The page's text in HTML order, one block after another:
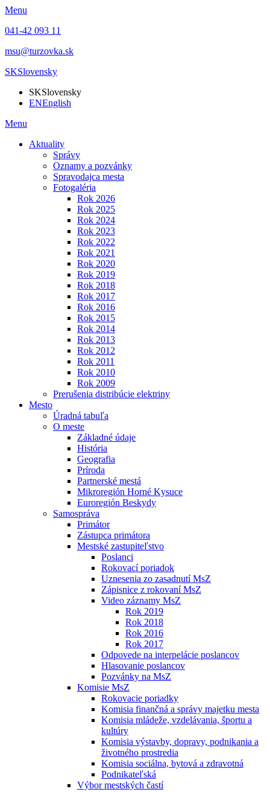
Menu
041-42 093 11
msu@turzovka.sk
SKSlovensky
SKSlovensky
ENEnglish
Menu
Aktuality
Správy
Oznamy a pozvánky
Spravodajca mesta
Fotogaléria
Rok 2026
Rok 2025
Rok 2024
Rok 2023
Rok 2022
Rok 2021
Rok 2020
Rok 2019
Rok 2018
Rok 2017
Rok 2016
Rok 2015
Rok 2014
Rok 2013
Rok 2012
Rok 2011
Rok 2010
Rok 2009
Prerušenia distribúcie elektriny
Mesto
Úradná tabuľa
O meste
Základné údaje
História
Geografia
Príroda
Partnerské mestá
Mikroregión Horné Kysuce
Euroregión Beskydy
Samospráva
Primátor
Zástupca primátora
Mestské zastupiteľstvo
Poslanci
Rokovací poriadok
Uznesenia zo zasadnutí MsZ
Zápisnice z rokovaní MsZ
Video záznamy MsZ
Rok 2019
Rok 2018
Rok 2016
Rok 2017
Odpovede na interpelácie poslancov
Hlasovanie poslancov
Pozvánky na MsZ
Komisie MsZ
Rokovacie poriadky
Komisia finančná a správy majetku mesta
Komisia mládeže, vzdelávania, športu a
kultúry
Komisia výstavby, dopravy, podnikania a
životného prostredia
Komisia sociálna, bytová a zdravotná
Podnikateľská
Výbor mestských častí